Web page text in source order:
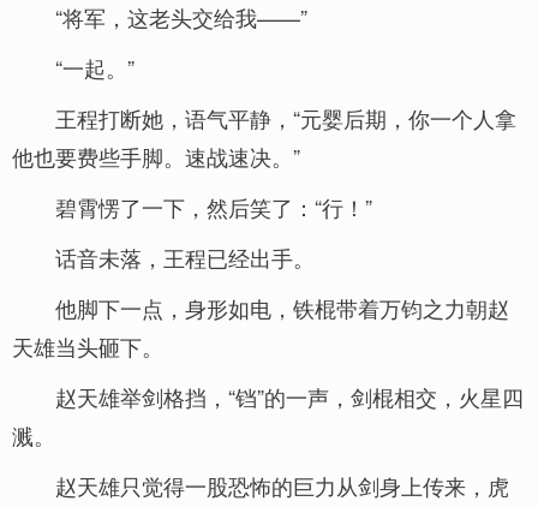
“将军，这老头交给我——”
“一起。”
王程打断她，语气平静，“元婴后期，你一个人拿
他也要费些手脚。速战速决。”
碧霄愣了一下，然后笑了：“行！”
话音未落，王程已经出手。
他脚下一点，身形如电，铁棍带着万钧之力朝赵
天雄当头砸下。
赵天雄举剑格挡，“铛”的一声，剑棍相交，火星四
溅。
赵天雄只觉得一股恐怖的巨力从剑身上传来，虎